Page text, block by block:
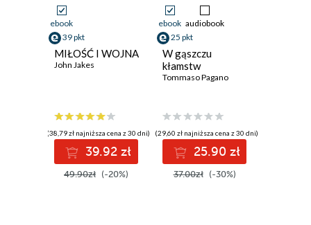
ebook
39 pkt
MIŁOŚĆ I WOJNA
John Jakes
(38,79 zł najniższa cena z 30 dni)
39.92 zł
49.90zł (-20%)
ebook audiobook
25 pkt
W gąszczu
kłamstw
Tommaso Pagano
(29,60 zł najniższa cena z 30 dni)
25.90 zł
37.00zł (-30%)